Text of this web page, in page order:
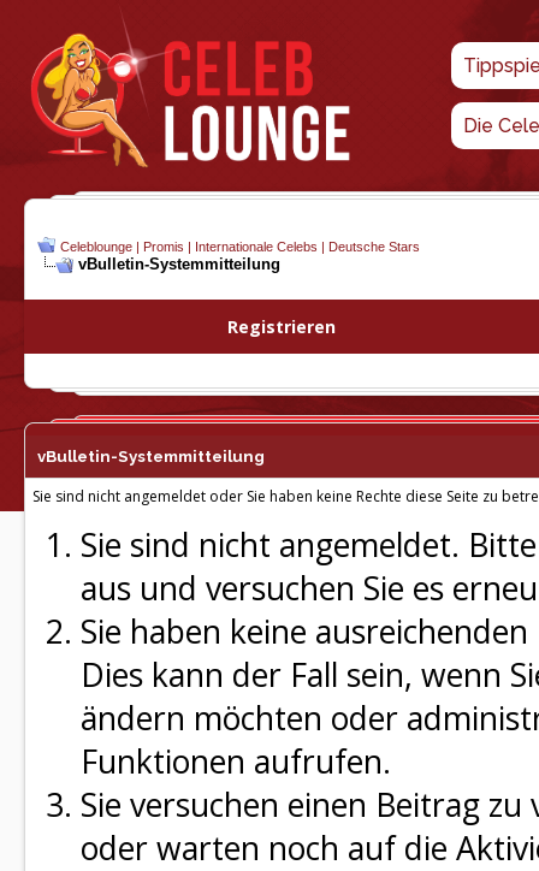
Die
Celeblounge | Promis | Internationale Celebs | Deutsche Stars
vBulletin-Systemmitteilung
Registrieren
vBulletin-Systemmitteilung
Sie sind nicht angemeldet oder Sie haben keine Rechte diese Seite zu
Sie sind nicht angemeldet.
aus und versuchen Sie es
Sie haben keine
Dies kann der Fall sein, wenn
ändern möchten oder
Funktionen aufrufen.
Sie versuchen einen Beitrag
oder warten noch auf die